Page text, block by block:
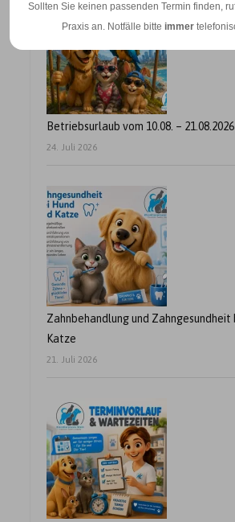
Sollten Sie keinen passenden Termin finden,
Praxis an. Notfälle bitte immer
Betriebsurlaub vom 10.08. – 21.08.2026
24. Juli 2026
Zahnbehandlung und Zahngesundheit
Katze
21. Juli 2026